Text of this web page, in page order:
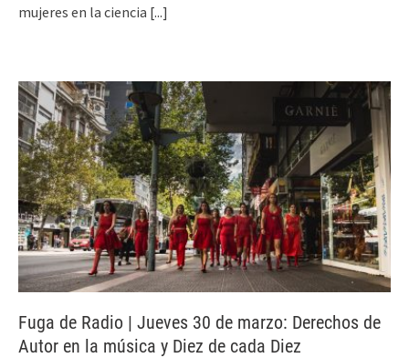
mujeres en la ciencia [...]
Fuga de Radio | Jueves 30 de marzo: Derechos de
Autor en la música y Diez de cada Diez